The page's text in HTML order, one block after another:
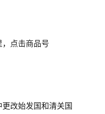
点击商品号
改始发国和清关国